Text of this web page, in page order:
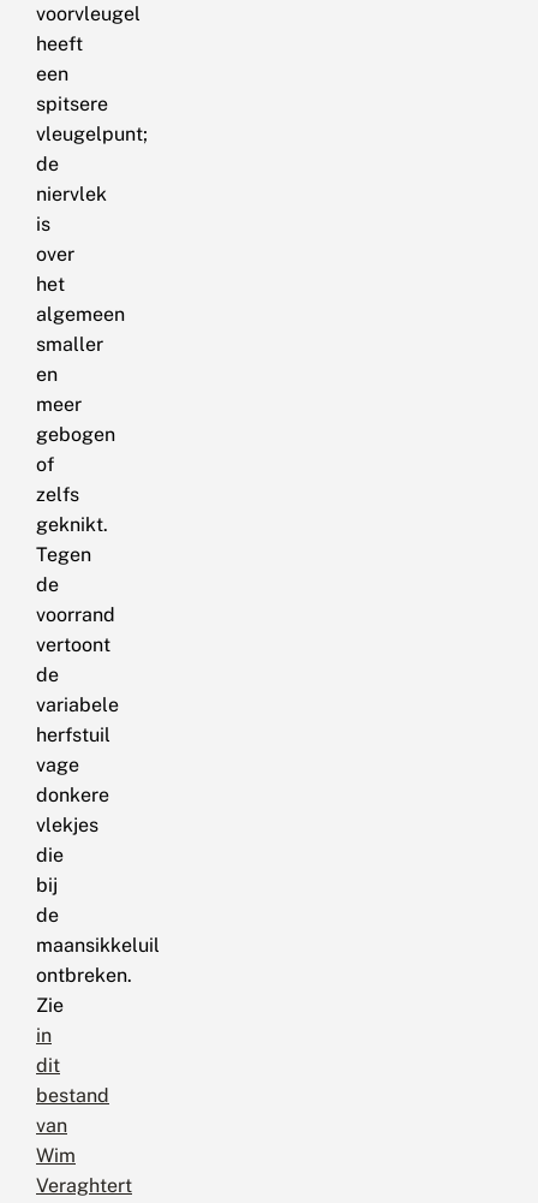
voorvleugel
heeft
een
spitsere
vleugelpunt;
de
niervlek
is
over
het
algemeen
smaller
en
meer
gebogen
of
zelfs
geknikt.
Tegen
de
voorrand
vertoont
de
variabele
herfstuil
vage
donkere
vlekjes
die
bij
de
maansikkeluil
ontbreken.
Zie
in
dit
bestand
van
Wim
Veraghtert